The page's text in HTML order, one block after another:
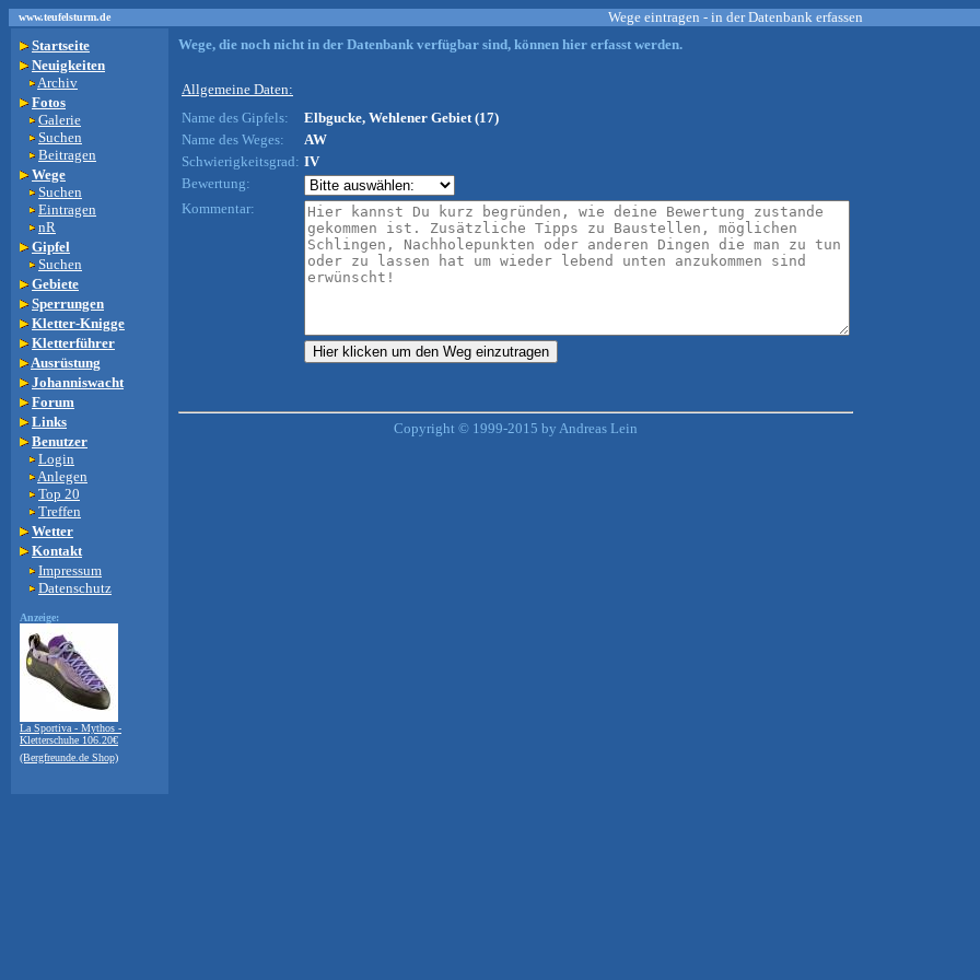
www.teufelsturm.de Wege eintragen - in der Datenbank erfassen
Startseite
Neuigkeiten
Archiv
Fotos
Galerie
Suchen
Beitragen
Wege
Suchen
Eintragen
nR
Gipfel
Suchen
Gebiete
Sperrungen
Kletter-Knigge
Kletterführer
Ausrüstung
Johanniswacht
Forum
Links
Benutzer
Login
Anlegen
Top 20
Treffen
Wetter
Kontakt
Impressum
Datenschutz
Anzeige:
La Sportiva - Mythos -
Kletterschuhe 106.20€
(Bergfreunde.de Shop)
Wege, die noch nicht in der Datenbank verfügbar sind, können hier erfasst werden.
Allgemeine Daten:
Name des Gipfels:
Elbgucke, Wehlener Gebiet (17)
Name des Weges:
AW
Schwierigkeitsgrad: IV
Bewertung:
Kommentar:
Copyright © 1999-2015 by Andreas Lein